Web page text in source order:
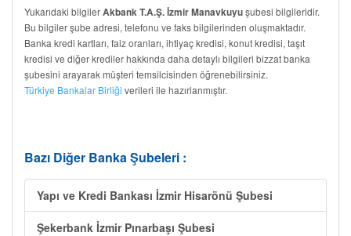
Yukarıdaki bilgilerAkbank T.A.Ş. İzmir Manavkuyuşubesi bilgileridir.
Bu bilgiler şube adresi, telefonu ve faks bilgilerinden oluşmaktadır.
Banka kredi kartları, faiz oranları, ihtiyaç kredisi, konut kredisi, taşıt
kredisi ve diğer krediler hakkında daha detaylı bilgileri bizzat banka
şubesini arayarak müşteri temsilcisinden öğrenebilirsiniz.
Türkiye Bankalar Birliği verileri ile hazırlanmıştır.
Bazı Diğer Banka Şubeleri :
Yapı ve Kredi Bankası İzmir Hisarönü Şubesi
Şekerbank İzmir Pınarbaşı Şubesi